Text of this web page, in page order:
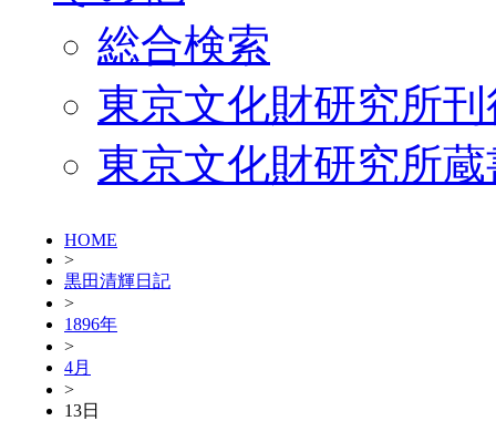
総合検索
東京文化財研究所
東京文化財研究所
HOME
>
黒田清輝日記
>
1896年
>
4月
>
13日